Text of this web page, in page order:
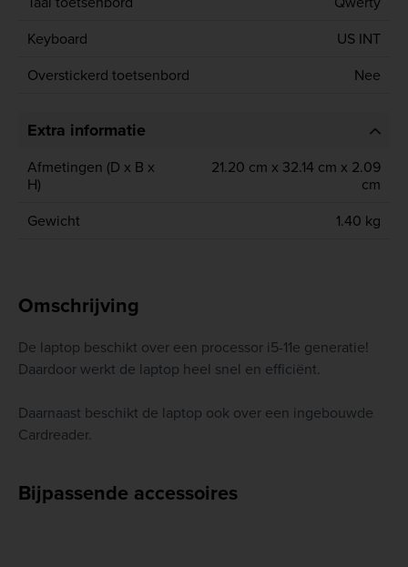
Keyboard
US INT
Overstickerd toetsenbord
Nee
Extra informatie
Afmetingen (D x B x
H)
21.20 cm x 32.14 cm x 2.09
cm
Gewicht
1.40 kg
Omschrijving
De laptop beschikt over een processor i5-11e generatie!
Daardoor werkt de laptop heel snel en efficiënt.
Daarnaast beschikt de laptop ook over een ingebouwde
Cardreader.
Bijpassende accessoires